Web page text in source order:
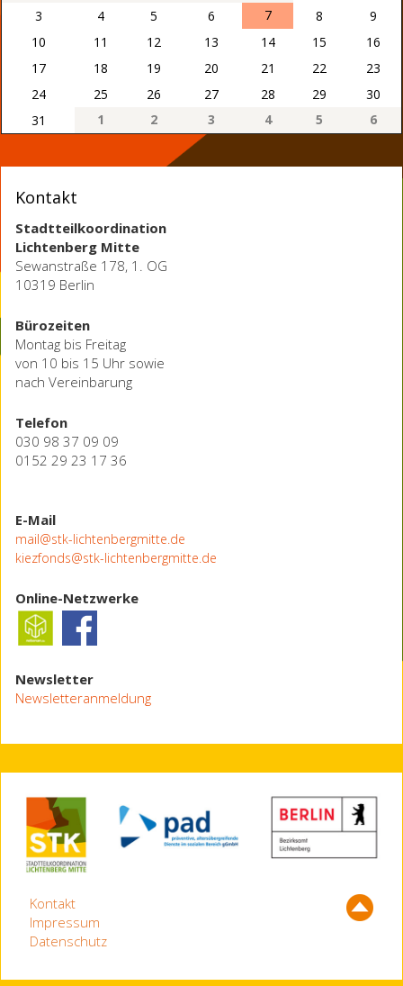
3
4 5 6 7 8
9
10
11 12 13 14 15
16
17
18 19 20 21 22
23
24
25 26 27 28 29
30
31
1 2 3 4 5 6
Kontakt
Stadtteilkoordination
Lichtenberg Mitte
Sewanstraße 178, 1. OG
10319 Berlin
Bürozeiten
Montag bis Freitag
von 10 bis 15 Uhr sowie
nach Vereinbarung
Telefon
030 98 37 09 09
0152 29 23 17 36
E-Mail
mail@stk-lichtenbergmitte.de
kiezfonds@stk-lichtenbergmitte.de
Online-Netzwerke
Newsletter
Newsletteranmeldung
Kontakt
Impressum
Datenschutz